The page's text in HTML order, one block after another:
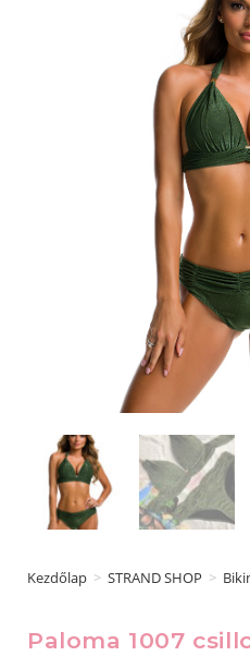
Kezdőlap > STRAND SHOP >
Paloma 1007